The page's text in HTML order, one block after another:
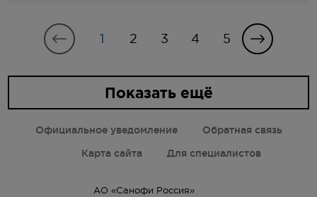
1 2 3 4 5
Показать ещё
АО «Санофи Россия»
Официальное уведомление Обратная связь
Карта сайта Для специалистов